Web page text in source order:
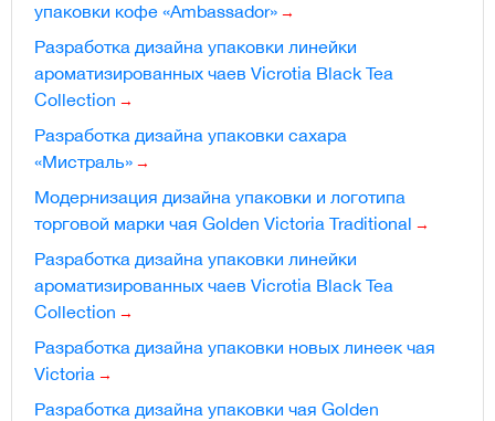
упаковки кофе «Ambassador»
Разработка дизайна упаковки линейки
ароматизированных чаев Vicrotia Black Tea
Collection
Разработка дизайна упаковки сахара
«Мистраль»
Модернизация дизайна упаковки и логотипа
торговой марки чая Golden Victoria Traditional
Разработка дизайна упаковки линейки
ароматизированных чаев Vicrotia Black Tea
Collection
Разработка дизайна упаковки новых линеек чая
Victoria
Разработка дизайна упаковки чая Golden